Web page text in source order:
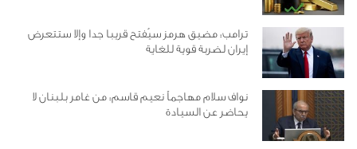
ترامب: مضيق هرمز سيُفتح قريبا جدا وإلا ستتعرض
إيران لضربة قوية للغاية
نواف سلام مهاجماً نعيم قاسم: من غامر بلبنان لا
يحاضر عن السيادة